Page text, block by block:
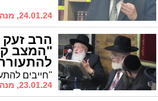
24.01.24, מנהל האתר
הרב זעק
"המצב
23.01.24, מנהל האתר